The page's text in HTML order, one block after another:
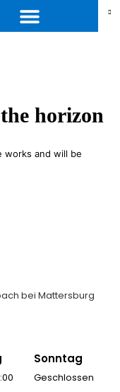
horizon
works and will be
bei Mattersburg
Sonntag
Geschlossen